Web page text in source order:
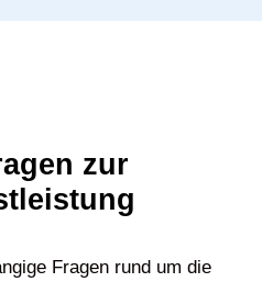
zur
Fragen rund um die